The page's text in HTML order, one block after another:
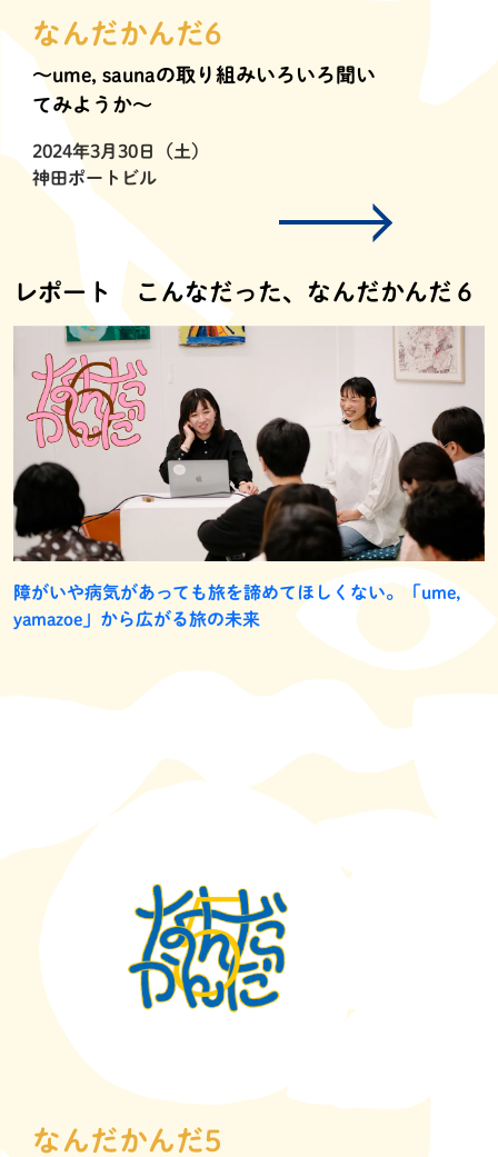
なんだかんだ6
〜ume, saunaの取り組みいろいろ聞い
てみようか〜
2024年3月30日（土）
神田ポートビル
レポート こんなだった、なんだかんだ６
障がいや病気があっても旅を諦めてほしくない。「ume,
yamazoe」から広がる旅の未来
なんだかんだ5